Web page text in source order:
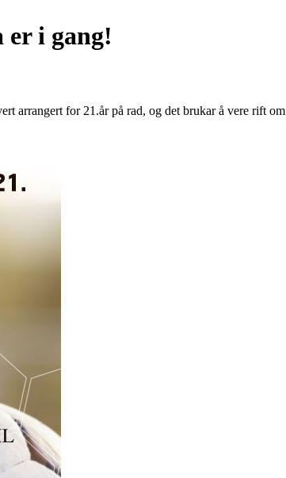
i gang!
arrangert for 21.år på rad, og det brukar å vere rift om